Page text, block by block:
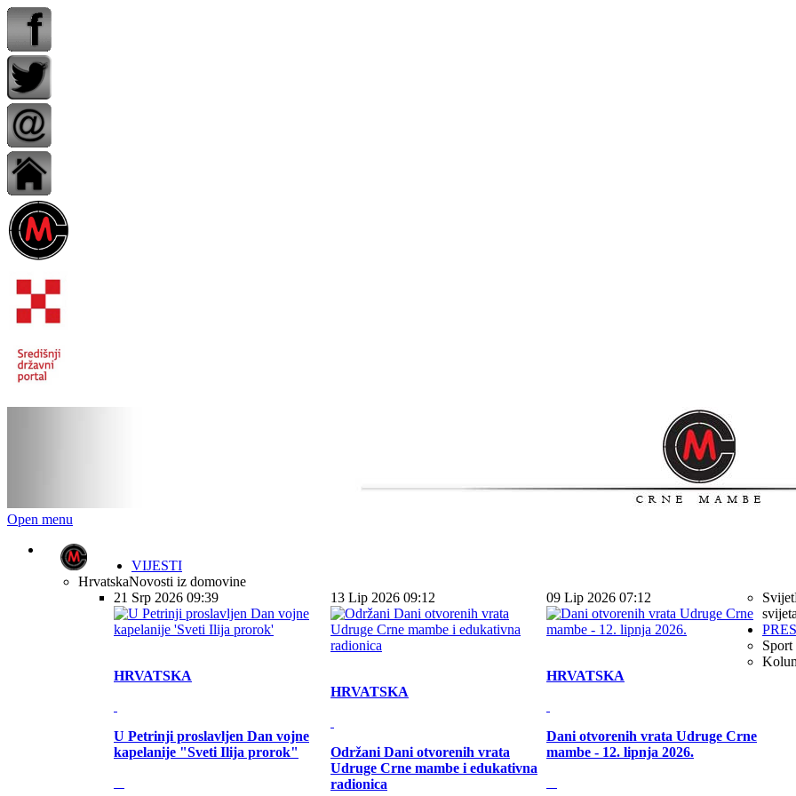
Open menu
VIJESTI
HrvatskaNovosti iz domovine
21 Srp 2026 09:39
HRVATSKA
U Petrinji proslavljen Dan vojne
kapelanije "Sveti Ilija prorok"
13 Lip 2026 09:12
HRVATSKA
Održani Dani otvorenih vrata
Udruge Crne mambe i edukativna
radionica
09 Lip 2026 07:12
HRVATSKA
Dani otvorenih vrata Udruge Crne
mambe - 12. lipnja 2026.
Svijet
svijeta
Sport